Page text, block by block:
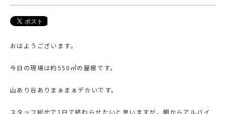
おはようございます。
今日の現場は約550㎡の屋根です。
山あり谷ありまぁまぁデカいです。
スタッフ総出で1日で終わらせたいと思いますが、朝からアルバイ